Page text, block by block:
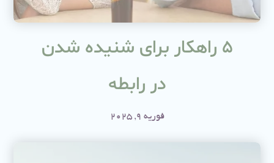
۵ راهکار برای شنیده شدن
در رابطه
فوریه 9, 2025